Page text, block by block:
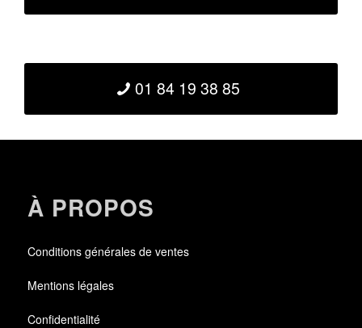
01 84 19 38 85
À PROPOS
Conditions générales de ventes
Mentions légales
Confidentialité